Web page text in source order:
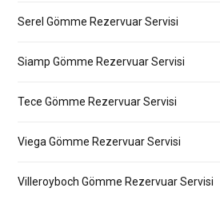
Serel Gömme Rezervuar Servisi
Siamp Gömme Rezervuar Servisi
Tece Gömme Rezervuar Servisi
Viega Gömme Rezervuar Servisi
Villeroyboch Gömme Rezervuar Servisi